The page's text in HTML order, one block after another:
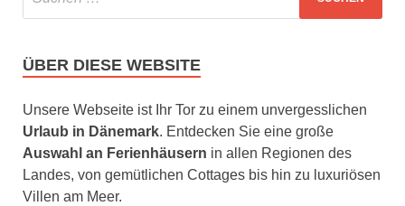
ÜBER DIESE WEBSITE
Unsere Webseite ist Ihr Tor zu einem unvergesslichen
Urlaub in Dänemark. Entdecken Sie eine große
Auswahl an Ferienhäusern in allen Regionen des
Landes, von gemütlichen Cottages bis hin zu luxuriösen
Villen am Meer.